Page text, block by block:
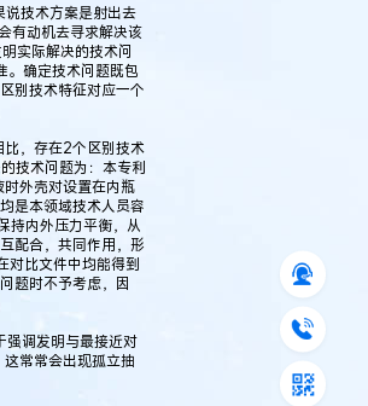
说技术方案是射出去
有动机去寻求解决该
实际解决的技术问
。确定技术问题既包
别技术特征对应一个
，存在2个区别技术
技术问题为：本专利
外壳对设置在内瓶
是本领域技术人员容
持内外压力平衡，从
配合，共同作用，形
对比文件中均能得到
题时不予考虑，因
强调发明与最接近对
常常会出现孤立抽